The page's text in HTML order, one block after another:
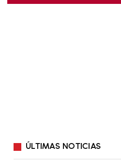
ÚLTIMAS NOTICIAS